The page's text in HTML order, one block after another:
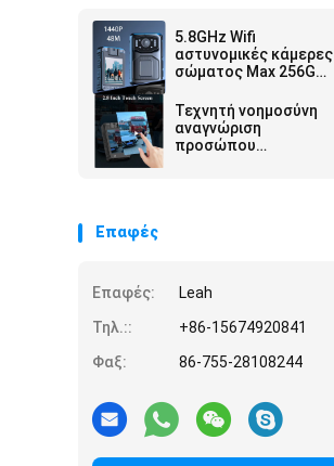
5.8GHz Wifi
αστυνομικές κάμερες
σώματος Max 256G
Linux4.9 Chipset για
απόδοση
Τεχνητή νοημοσύνη
αναγνώριση
προσώπου
Επαφές
Επαφές:
Leah
Τηλ.::
+86-15674920841
Φαξ:
86-755-28108244